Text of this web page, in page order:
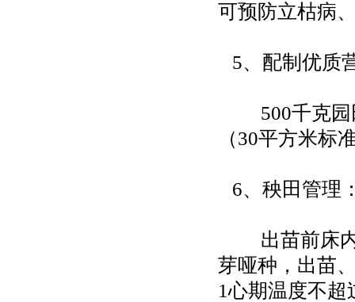
可预防立枯病
5、配制优质
500千克园田
（30平方米标
6、秧田管理
出苗前床内
芽哑种，出苗
1心期温度不